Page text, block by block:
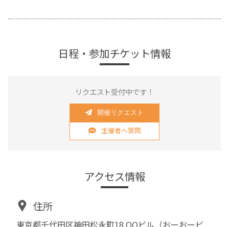
日程・参加チケット情報
リクエスト受付中です！
開催リクエスト
主催者へ質問
アクセス情報
住所